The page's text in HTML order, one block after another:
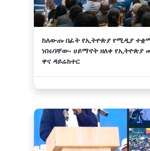
ከለውጡ በፊት የኢትዮጵያ የሚዲያ
ነበሩባቸው- ሀይማኖት ዘለቀ የኢትዮጵያ
ዋና ዳይሬክተር